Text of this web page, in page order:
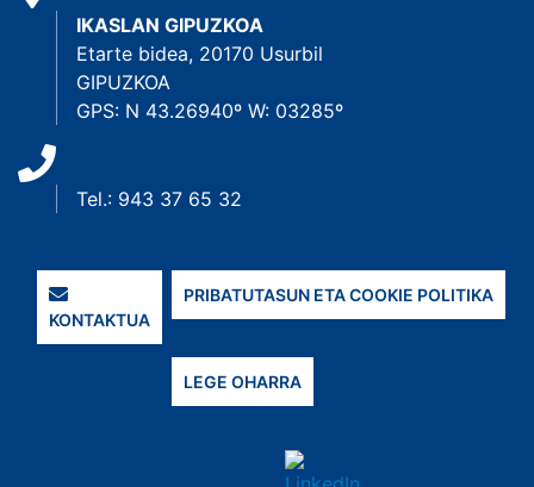
IKASLAN GIPUZKOA
Etarte bidea, 20170 Usurbil
GIPUZKOA
GPS: N 43.26940º W: 03285º
Tel.: 943 37 65 32
KONTAKTUA
PRIBATUTASUN ETA COOKIE POLITIKA
LEGE OHARRA